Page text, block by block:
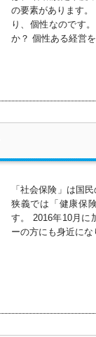
の要素があります
り、個性なのです
か？ 個性ある経営
「社会保険」は国
狭義では「健康保
す。 2016年10月に
ーの方にも身近に